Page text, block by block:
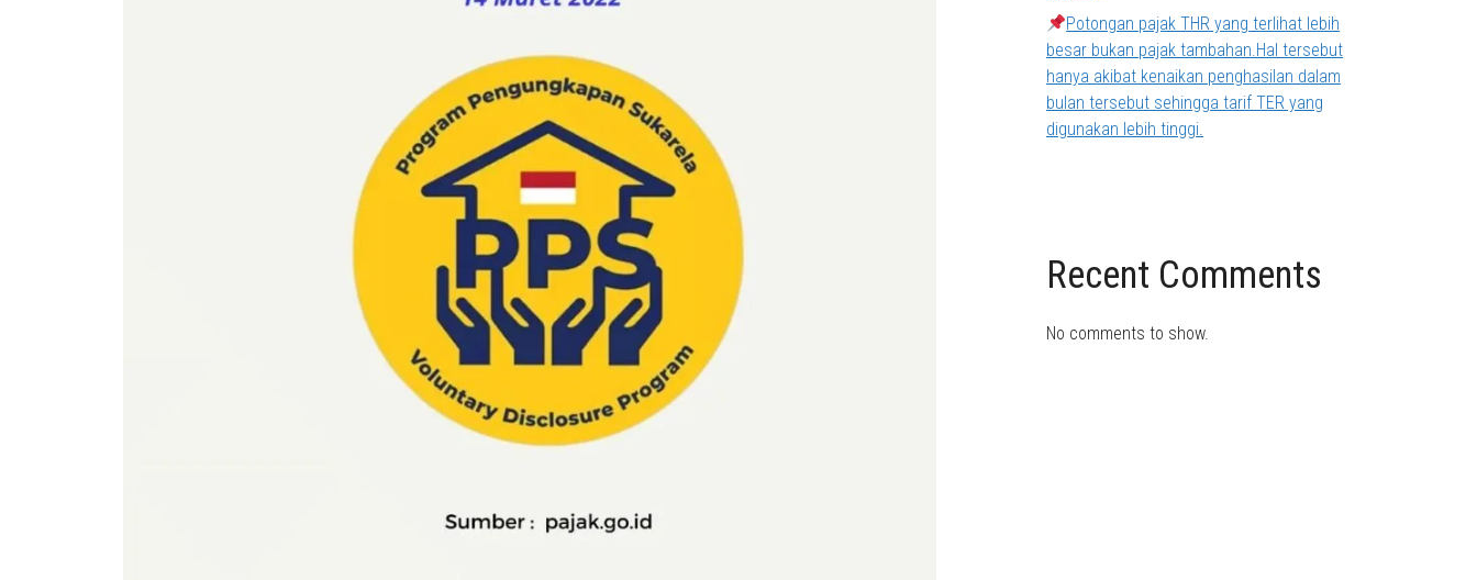
Potongan pajak THR yang terlihat lebih
besar bukan pajak tambahan.Hal tersebut
hanya akibat kenaikan penghasilan dalam
bulan tersebut sehingga tarif TER yang
digunakan lebih tinggi.
Recent Comments
No comments to show.